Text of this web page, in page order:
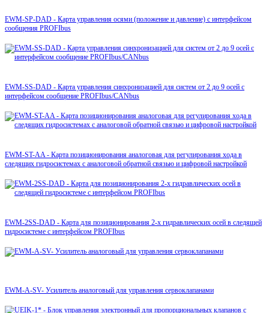
EWM-SP-DAD - Карта управления осями (положение и давление) с интерфейсом
сообщения PROFIbus
EWM-SS-DAD - Карта управления синхронизацией для систем от 2 до 9 осей с
интерфейсом сообщение PROFIbus/CANbus
EWM-ST-AA - Карта позиционирования аналоговая для регулирования хода в
следящих гидросистемах с аналоговой обратной связью и цифровой настройкой
EWM-2SS-DAD - Карта для позиционирования 2-х гидравлических осей в следящей
гидросистеме с интерфейсом PROFIbus
EWM-A-SV- Усилитель аналоговый для управления сервоклапанами